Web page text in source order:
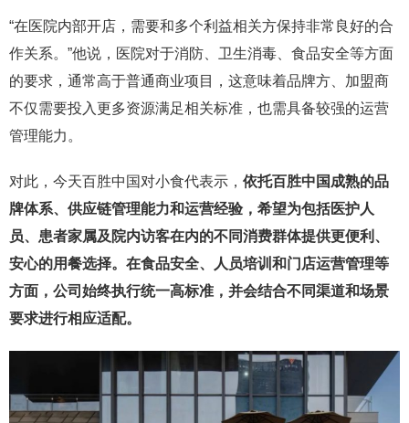
“在医院内部开店，需要和多个利益相关方保持非常良好的合
作关系。”他说，医院对于消防、卫生消毒、食品安全等方面
的要求，通常高于普通商业项目，这意味着品牌方、加盟商
不仅需要投入更多资源满足相关标准，也需具备较强的运营
管理能力。
对此，今天百胜中国对小食代表示， 依托百胜中国成熟的品
牌体系、供应链管理能力和运营经验，希望为包括医护人
员、患者家属及院内访客在内的不同消费群体提供更便利、
安心的用餐选择。在食品安全、人员培训和门店运营管理等
方面，公司始终执行统一高标准，并会结合不同渠道和场景
要求进行相应适配。